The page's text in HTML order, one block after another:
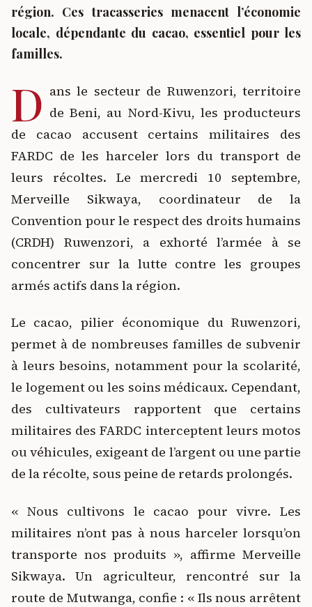
région. Ces tracasseries menacent l’économie
locale, dépendante du cacao, essentiel pour les
familles.
D ans le secteur de Ruwenzori, territoire
de Beni, au Nord-Kivu, les producteurs
de cacao accusent certains militaires des
FARDC de les harceler lors du transport de
leurs récoltes. Le mercredi 10 septembre,
Merveille Sikwaya, coordinateur de la
Convention pour le respect des droits humains
(CRDH) Ruwenzori, a exhorté l’armée à se
concentrer sur la lutte contre les groupes
armés actifs dans la région.
Le cacao, pilier économique du Ruwenzori,
permet à de nombreuses familles de subvenir
à leurs besoins, notamment pour la scolarité,
le logement ou les soins médicaux. Cependant,
des cultivateurs rapportent que certains
militaires des FARDC interceptent leurs motos
ou véhicules, exigeant de l’argent ou une partie
de la récolte, sous peine de retards prolongés.
« Nous cultivons le cacao pour vivre. Les
militaires n’ont pas à nous harceler lorsqu’on
transporte nos produits », affirme Merveille
Sikwaya. Un agriculteur, rencontré sur la
route de Mutwanga, confie : « Ils nous arrêtent